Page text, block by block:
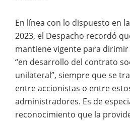
En línea con lo dispuesto en
2023, el Despacho recordó
mantiene vigente para
“en desarrollo del contrato
unilateral”, siempre que se
entre accionistas o entre
administradores. Es de
reconocimiento que la